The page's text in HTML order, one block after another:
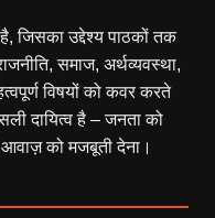
है, जिसका उद्देश्य पाठकों तक
समाज, अर्थव्यवस्था,
विषयों को कवर करते
दायित्व है – जनता को
को मजबूती देना।